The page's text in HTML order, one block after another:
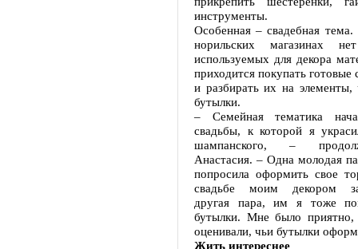
инструменты.
Особенная – свадебная
норильских магазинах
используемых для декора
приходится покупать готовые
и разбирать их на элементы,
бутылки.
– Семейная тематика
свадьбы, к которой я
шампанского, –
Анастасия. – Одна молодая
попросила оформить свое
свадьбе моим декором
другая пара, им я тоже
бутылки. Мне было приятно,
оценивали, чьи бутылки
Жить интереснее